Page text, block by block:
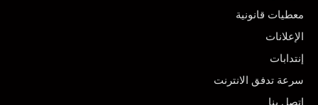
معطيات قانونية
الإعلانات
إنتدابات
سرعة تدفق الانترنت
اتصل بنا